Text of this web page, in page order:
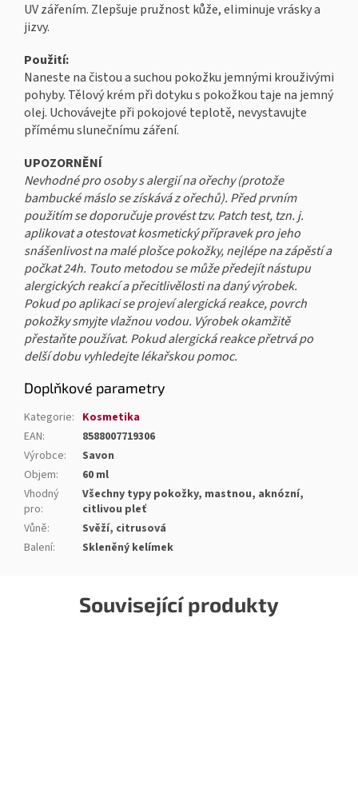
Související produkty
UV zářením. Zlepšuje pružnost kůže, eliminuje vrásky a
jizvy.
Použití:
Naneste na čistou a suchou pokožku jemnými krouživými
pohyby. Tělový krém při dotyku s pokožkou taje na jemný
olej. Uchovávejte při pokojové teplotě, nevystavujte
přímému slunečnímu záření.
UPOZORNĚNÍ
Nevhodné pro osoby s alergií na ořechy (protože
bambucké máslo se získává z ořechů). Před prvním
použitím se doporučuje provést tzv. Patch test, tzn. j.
aplikovat a otestovat kosmetický přípravek pro jeho
snášenlivost na malé plošce pokožky, nejlépe na zápěstí a
počkat 24h. Touto metodou se může předejít nástupu
alergických reakcí a přecitlivělosti na daný výrobek.
Pokud po aplikaci se projeví alergická reakce, povrch
pokožky smyjte vlažnou vodou. Výrobek okamžitě
přestaňte používat. Pokud alergická reakce přetrvá po
delší dobu vyhledejte lékařskou pomoc.
Doplňkové parametry
Kategorie: Kosmetika
EAN:
8588007719306
Výrobce:
Savon
Objem:
60 ml
Vhodný
pro:
Všechny typy pokožky, mastnou, aknózní,
citlivou pleť
Vůně:
Svěží, citrusová
Balení: Skleněný kelímek